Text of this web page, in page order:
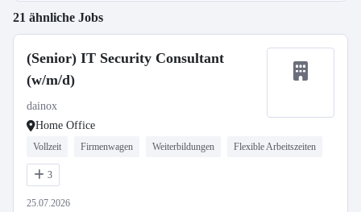
21 ähnliche Jobs
(Senior) IT Security Consultant
(w/m/d)
dainox
Home Office
Vollzeit Firmenwagen Weiterbildungen Flexible Arbeitszeiten
3
25.07.2026